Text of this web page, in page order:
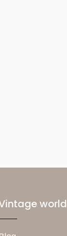
world